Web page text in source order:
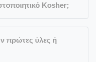
Kosher;
πρώτες ύλες ή